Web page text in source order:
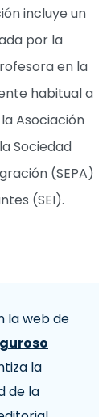
incluye un
por la
en la
habitual a
Asociación
Sociedad
(SEPA)
(SEI).
la web de
la
de la